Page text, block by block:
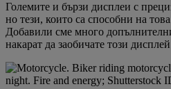
Големите и бързи дисплеи с
но тези, които са способни на
Добавили сме много
накарат да заобичате този